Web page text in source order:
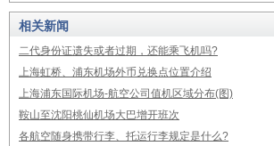
相关新闻
二代身份证遗失或者过期，还能乘飞机吗?
上海虹桥、浦东机场外币兑换点位置介绍
上海浦东国际机场-航空公司值机区域分布(图)
鞍山至沈阳桃仙机场大巴增开班次
各航空随身携带行李、托运行李规定是什么?